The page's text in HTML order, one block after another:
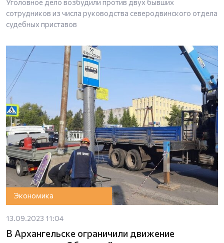
Уголовное дело возбудили против двух бывших
сотрудников из числа руководства северодвинского отдела
судебных приставов
Экономика
13.09.2023 11:04
В Архангельске ограничили движение